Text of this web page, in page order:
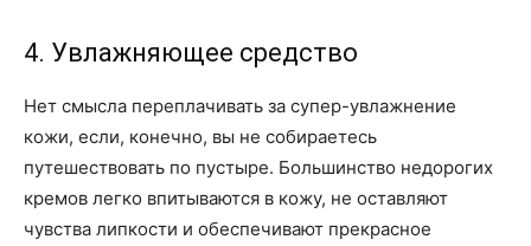
4. Увлажняющее средство
Нет смысла переплачивать за супер-увлажнение
кожи, если, конечно, вы не собираетесь
путешествовать по пустыре. Большинство недорогих
кремов легко впитываются в кожу, не оставляют
чувства липкости и обеспечивают прекрасное